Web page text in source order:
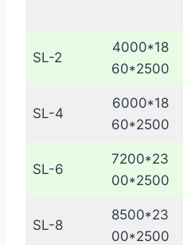
SL-2
4000*18
60*2500
SL-4
6000*18
60*2500
SL-6
7200*23
00*2500
SL-8
8500*23
00*2500